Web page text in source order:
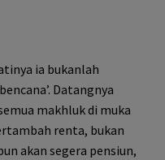
ia bukanlah
Datangnya
makhluk di muka
renta, bukan
akan segera pensiun,